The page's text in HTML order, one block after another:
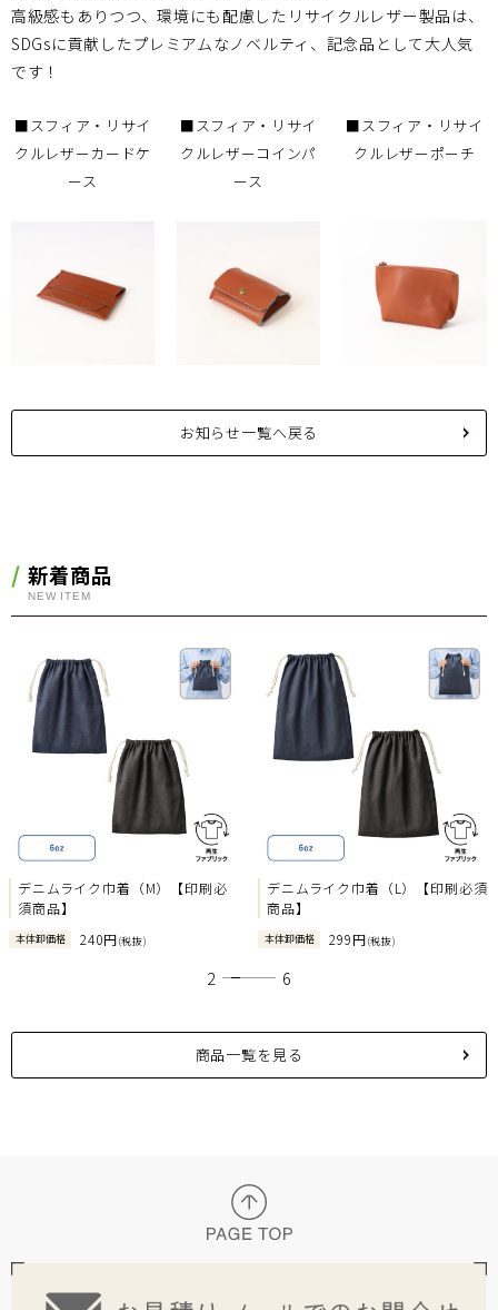
高級感もありつつ、環境にも配慮したリサイクルレザー製品は、
SDGsに貢献したプレミアムなノベルティ、記念品として大人気
です！
■スフィア・リサイ
クルレザーカードケ
ース
■スフィア・リサイ
クルレザーコインパ
ース
■スフィア・リサイ
クルレザーポーチ
お知らせ一覧へ戻る
新着商品
NEW ITEM
Previous
デニムライク巾着（M）【印刷必
須商品】
本体卸価格 240円(税抜)
デニムライク巾着（L）【印刷必須
商品】
本体卸価格 299円(税抜)
Next
6
商品一覧を見る